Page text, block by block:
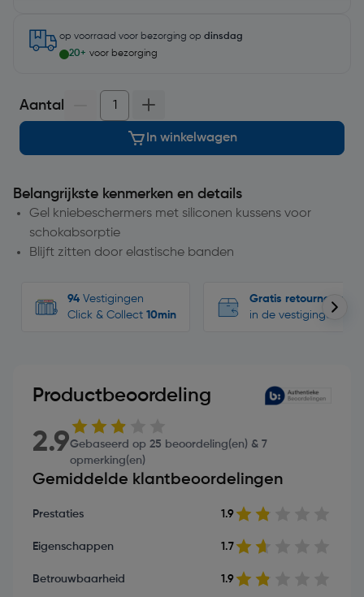
op voorraad voor bezorging op dinsdag
20+ voor bezorging
Aantal
In winkelwagen
Belangrijkste kenmerken en details
Gel kniebeschermers met siliconen kussens voor
schokabsorptie
Blijft zitten door elastische banden
94 Vestigingen
Click & Collect 10min
Gratis retourneren
in de vestigingen
Productbeoordeling
2.9Gebaseerd op 25 beoordeling(en) & 7
opmerking(en)
Gemiddelde klantbeoordelingen
Prestaties 1.9
Eigenschappen 1.7
Betrouwbaarheid 1.9